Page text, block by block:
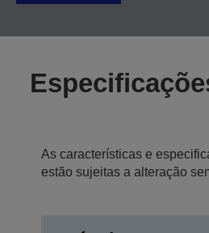
As características e
estão sujeitas a alteração